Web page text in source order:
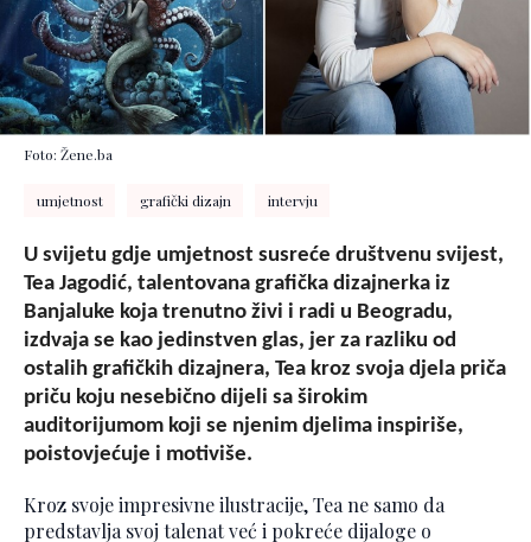
Foto: Žene.ba
umjetnost grafički dizajn intervju
U svijetu gdje umjetnost susreće društvenu svijest,
Tea Jagodić, talentovana grafička dizajnerka iz
Banjaluke koja trenutno živi i radi u Beogradu,
izdvaja se kao jedinstven glas, jer za razliku od
ostalih grafičkih dizajnera, Tea kroz svoja djela priča
priču koju nesebično dijeli sa širokim
auditorijumom koji se njenim djelima inspiriše,
poistovjećuje i motiviše.
Kroz svoje impresivne ilustracije, Tea ne samo da
predstavlja svoj talenat već i pokreće dijaloge o